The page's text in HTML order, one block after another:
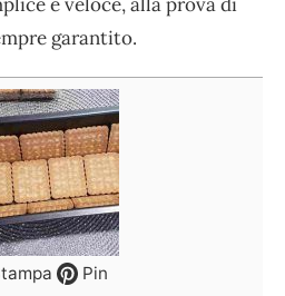
garantito.
Pin